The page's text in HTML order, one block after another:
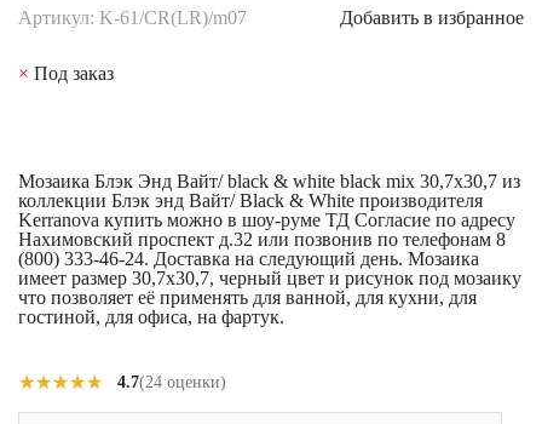
Артикул: K-61/CR(LR)/m07 Добавить в избранное
× Под заказ
Мозаика Блэк Энд Вайт/ black & white black mix 30,7x30,7 из
коллекции Блэк энд Вайт/ Black & White производителя
Kerranova купить можно в шоу-руме ТД Согласие по адресу
Нахимовский проспект д.32 или позвонив по телефонам 8
(800) 333-46-24. Доставка на следующий день. Мозаика
имеет размер 30,7x30,7, черный цвет и рисунок под мозаику
что позволяет её применять для ванной, для кухни, для
гостиной, для офиса, на фартук.
★★★★★
★★★★★ 4.7(24 оценки)